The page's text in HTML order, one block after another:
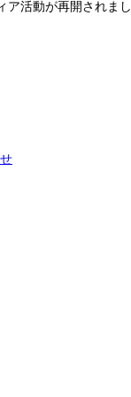
ア活動が再開されま